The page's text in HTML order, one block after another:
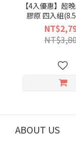
【4入優惠】超
膠原 四入組
*4)+夜膠原體
ABOUT US